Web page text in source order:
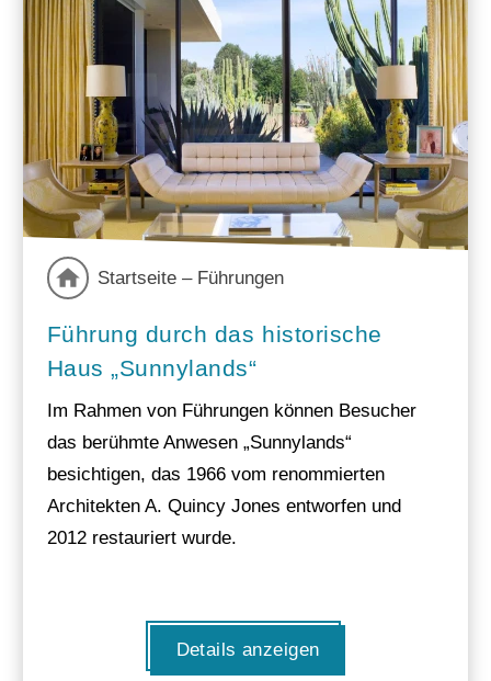
Startseite – Führungen
Führung durch das historische
Haus „Sunnylands“
Im Rahmen von Führungen können Besucher
das berühmte Anwesen „Sunnylands“
besichtigen, das 1966 vom renommierten
Architekten A. Quincy Jones entworfen und
2012 restauriert wurde.
Details anzeigen